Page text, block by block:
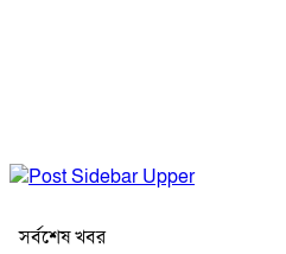
সর্বশেষ খবর